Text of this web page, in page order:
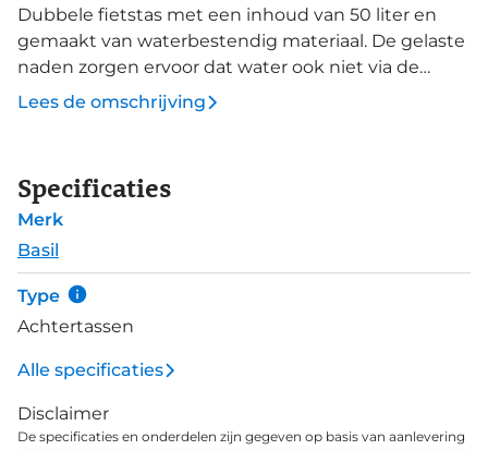
Dubbele fietstas met een inhoud van 50 liter en
gemaakt van waterbestendig materiaal. De gelaste
naden zorgen ervoor dat water ook niet via de
naden naar binnen loopt.
Lees de omschrijving
Specificaties
Merk
Basil
Type
Achtertassen
Alle specificaties
Disclaimer
De specificaties en onderdelen zijn gegeven op basis van aanlevering